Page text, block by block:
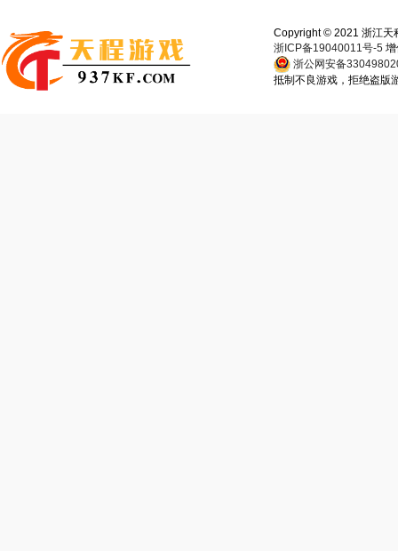
Copyright © 2021 浙江天
浙ICP备19040011号-5
浙公网安备
抵制不良游戏，拒绝盗版